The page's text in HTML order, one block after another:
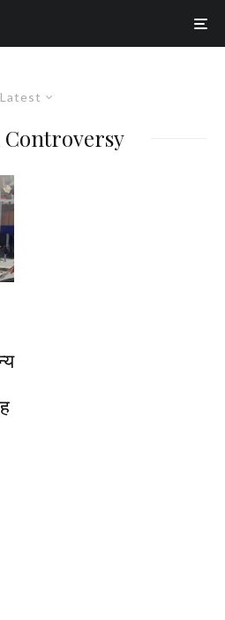
Latest
Controversy